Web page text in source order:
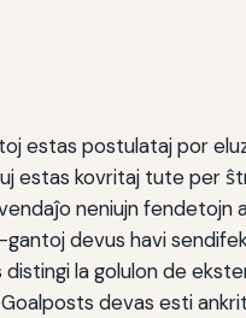
estas postulataj por
estas kovritaj tute per
neniujn fendetojn
devus havi
la golulon de
Goalposts devas esti